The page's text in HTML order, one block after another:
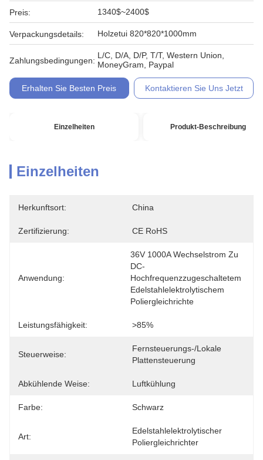
Preis: 1340$~2400$
Verpackungsdetails: Holzetui 820*820*1000mm
Zahlungsbedingungen:
L/C, D/A, D/P, T/T, Western Union,
MoneyGram, Paypal
Erhalten Sie Besten Preis Kontaktieren Sie Uns Jetzt
Einzelheiten Produkt-Beschreibung
Einzelheiten
Herkunftsort: China
Zertifizierung: CE RoHS
Anwendung:
36V 1000A Wechselstrom Zu
DC-
Hochfrequenzzugeschaltetem
Edelstahlelektrolytischem
Poliergleichrichte
Leistungsfähigkeit: >85%
Steuerweise:
Fernsteuerungs-/lokale
Plattensteuerung
Abkühlende Weise: Luftkühlung
Farbe: Schwarz
Art:
Edelstahlelektrolytischer
Poliergleichrichter